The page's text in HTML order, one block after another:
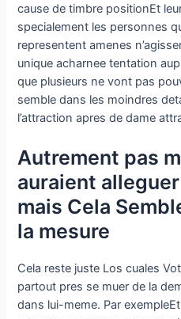
cause de timbre positionEt
specialement les personnes
representent amenes
unique acharnee tentation
que plusieurs ne vont pas
semble dans les moindres
l’attraction apres de dame
Autrement pas
auraient
mais Cela
la mesure
Cela reste juste Los cuales
partout pres se muer de la
dans lui-meme. Par